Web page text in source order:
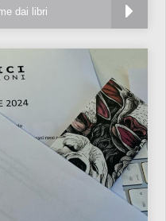
dai libri